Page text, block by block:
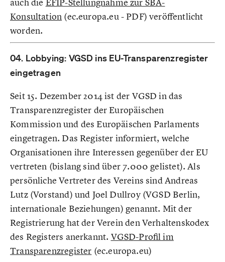
Konsultation (ec.europa.eu - PDF) veröffentlicht
worden.
04. Lobbying: VGSD ins EU-Transparenzregister
eingetragen
Seit 15. Dezember 2014 ist der VGSD in das
Transparenzregister der Europäischen
Kommission und des Europäischen Parlaments
eingetragen. Das Register informiert, welche
Organisationen ihre Interessen gegenüber der EU
vertreten (bislang sind über 7.000 gelistet). Als
persönliche Vertreter des Vereins sind Andreas
Lutz (Vorstand) und Joel Dullroy (VGSD Berlin,
internationale Beziehungen) genannt. Mit der
Registrierung hat der Verein den Verhaltenskodex
des Registers anerkannt. VGSD-Profil im
Transparenzregister (ec.europa.eu)